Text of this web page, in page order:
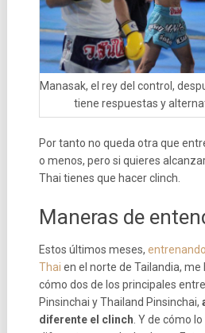
Manasak, el rey del control,
tiene respuestas y
Por tanto no queda otra que
o menos, pero si quieres
Thai tienes que hacer clinch.
Maneras de
Estos últimos meses,
Thai en el norte de Tailandia, me
cómo dos de los principales
Pinsinchai y Thailand Pinsinchai,
diferente el clinch . Y de cómo